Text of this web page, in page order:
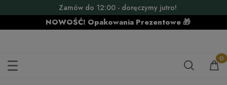
Zamów do 12:00 - doręczymy jutro!
NOWOŚĆ! Opakowania Prezentowe 🎁
POLITYKA PRYWATNOŚCI